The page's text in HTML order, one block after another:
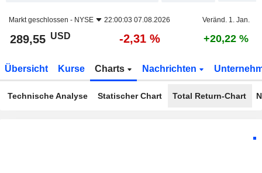
Markt geschlossen - NYSE 22:00:03 07.08.2026 Veränd. 1. Jan.
289,55 USD -2,31 % +20,22 %
Übersicht Kurse Charts Nachrichten
Technische Analyse Statischer Chart Total Return-Chart